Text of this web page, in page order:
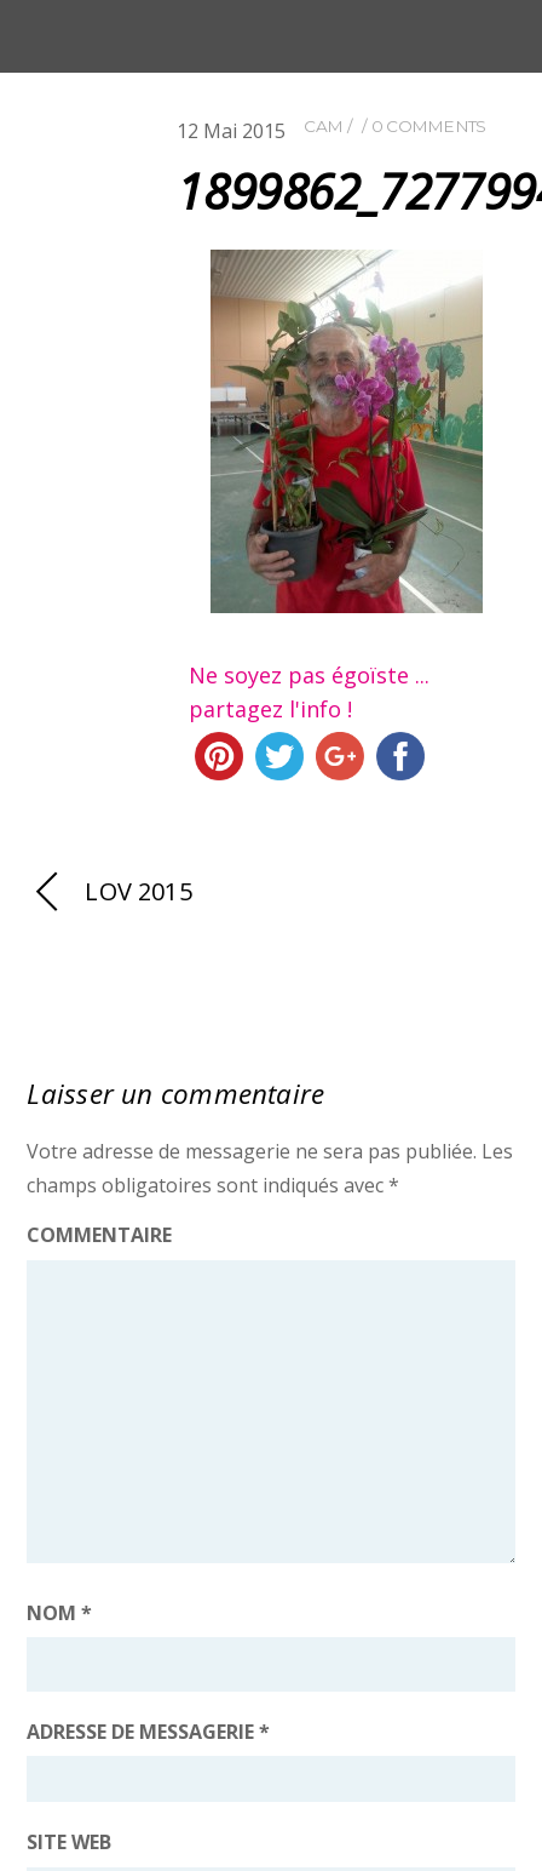
12 Mai 2015 CAM 0 COMMENTS
Ne soyez pas égoïste ...
partagez l'info !
LOV 2015
Laisser un commentaire
Votre adresse de messagerie ne sera pas publiée. Les
champs obligatoires sont indiqués avec*
COMMENTAIRE
NOM*
ADRESSE DE MESSAGERIE*
SITE WEB